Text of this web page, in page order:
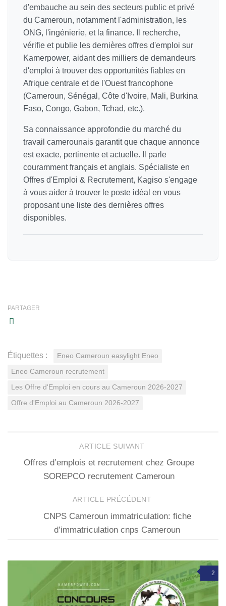
d'embauche au sein des secteurs public et privé
du Cameroun, notamment l'administration, les
ONG, l'ingénierie, et la finance. Il recherche,
vérifie et publie les dernières offres d'emploi sur
Kamerpower, aidant des milliers de demandeurs
d'emploi à trouver des opportunités fiables en
Afrique centrale et de l'Ouest francophone
(Cameroun, Sénégal, Côte d'Ivoire, Mali, Burkina
Faso, Congo, Gabon, Tchad, etc.).
Sa connaissance approfondie du marché du
travail camerounais garantit que chaque annonce
est exacte, pertinente et actuelle. Il parle
couramment français et anglais. Spécialiste en
Offres d'Emploi & Recrutement, Kagiso s'engage
à vous aider à trouver le poste idéal en vous
proposant une liste des dernières offres
disponibles.
PARTAGER
Étiquettes : Eneo Cameroun easylight Eneo
Eneo Cameroun recrutement
Les Offre d'Emploi en cours au Cameroun 2026-2027
Offre d'Emploi au Cameroun 2026-2027
ARTICLE SUIVANT
Offres d’emplois et recrutement chez Groupe
SOREPCO recrutement Cameroun
ARTICLE PRÉCÉDENT
CNPS Cameroun immatriculation: fiche
d’immatriculation cnps Cameroun
2